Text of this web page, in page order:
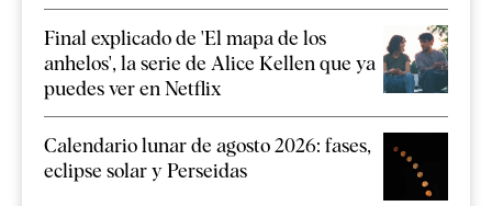
Final explicado de 'El mapa de los
anhelos', la serie de Alice Kellen que ya
puedes ver en Netflix
Calendario lunar de agosto 2026: fases,
eclipse solar y Perseidas